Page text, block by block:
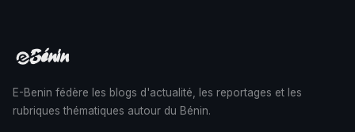
E-Benin fédère les blogs d'actualité, les reportages et les
rubriques thématiques autour du Bénin.